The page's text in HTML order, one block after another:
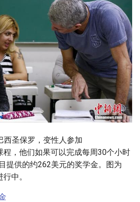
西圣保罗，变性人参加
程，他们如果可以完成每周30个小时
提供的约262美元的奖学金。图为
中。